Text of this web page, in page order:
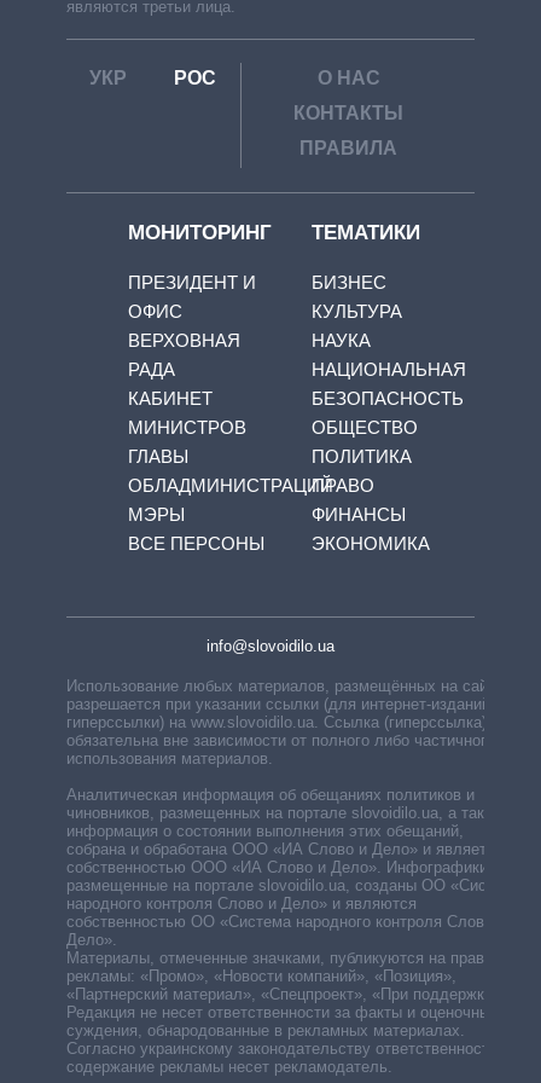
являются третьи лица.
УКР РОС
О НАС
КОНТАКТЫ
ПРАВИЛА
МОНИТОРИНГ
ПРЕЗИДЕНТ И
ОФИС
ВЕРХОВНАЯ
РАДА
КАБИНЕТ
МИНИСТРОВ
ГЛАВЫ
ОБЛАДМИНИСТРАЦИЙ
МЭРЫ
ВСЕ ПЕРСОНЫ
ТЕМАТИКИ
БИЗНЕС
КУЛЬТУРА
НАУКА
НАЦИОНАЛЬНАЯ
БЕЗОПАСНОСТЬ
ОБЩЕСТВО
ПОЛИТИКА
ПРАВО
ФИНАНСЫ
ЭКОНОМИКА
info@slovoidilo.ua
Использование любых материалов, размещённых на сайте,
разрешается при указании ссылки (для интернет-изданий —
гиперссылки) на www.slovoidilo.ua. Ссылка (гиперссылка)
обязательна вне зависимости от полного либо частичного
использования материалов.
Аналитическая информация об обещаниях политиков и
чиновников, размещенных на портале slovoidilo.ua, а также
информация о состоянии выполнения этих обещаний,
собрана и обработана ООО «ИА Слово и Дело» и является
собственностью ООО «ИА Слово и Дело». Инфографики,
размещенные на портале slovoidilo.ua, созданы ОО «Система
народного контроля Слово и Дело» и являются
собственностью ОО «Система народного контроля Слово и
Дело».
Материалы, отмеченные значками, публикуются на правах
рекламы: «Промо», «Новости компаний», «Позиция»,
«Партнерский материал», «Спецпроект», «При поддержке».
Редакция не несет ответственности за факты и оценочные
суждения, обнародованные в рекламных материалах.
Согласно украинскому законодательству ответственность за
содержание рекламы несет рекламодатель.